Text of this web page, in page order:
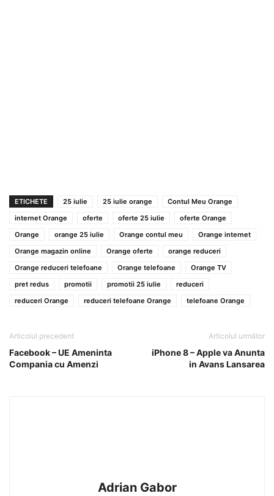
ETICHETE 25 iulie 25 iulie orange
Contul Meu Orange
internet Orange
oferte oferte 25 iulie
oferte Orange
Orange
orange 25 iulie Orange contul meu
Orange internet
Orange magazin online
Orange oferte
orange reduceri
Orange reduceri telefoane
Orange telefoane
Orange TV
pret redus
promotii promotii 25 iulie
reduceri
reduceri Orange
reduceri telefoane Orange telefoane Orange
Articolul precedent
Facebook – UE Ameninta
Compania cu Amenzi
Articolul următor
iPhone 8 – Apple va Anunta
in Avans Lansarea
Adrian Gabor